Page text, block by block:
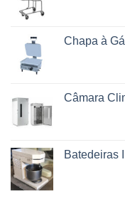
Chapa à
Câmara
Batedeiras